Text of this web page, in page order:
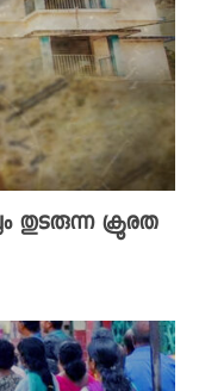
തുടരുന്ന ക്രൂരത